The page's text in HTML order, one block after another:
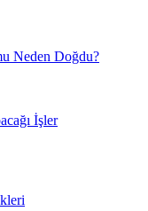
Neden Doğdu?
İşler